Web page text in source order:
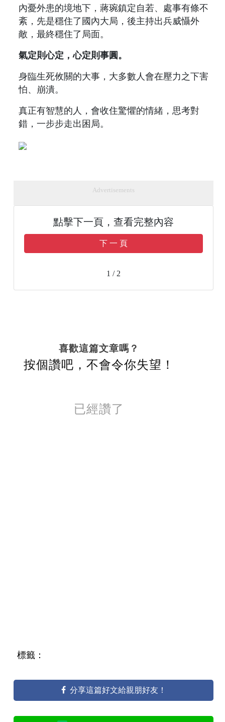
內憂外患的境地下，蔣琬鎮定自若、處事有條不
紊，先是穩住了國內大局，後主持出兵威懾外
敵，最終穩住了局面。
氣定則心定，心定則事圓。
身臨生死攸關的大事，大多數人會在壓力之下害
怕、崩潰。
真正有智慧的人，會收住驚懼的情緒，思考對
錯，一步步走出困局。
Advertisements
點擊下一頁，查看完整內容
下 一 頁
1 / 2
喜歡這篇文章嗎？
按個讚吧，不會令你失望！
已經讚了
標籤：
分享這篇好文給親朋好友！